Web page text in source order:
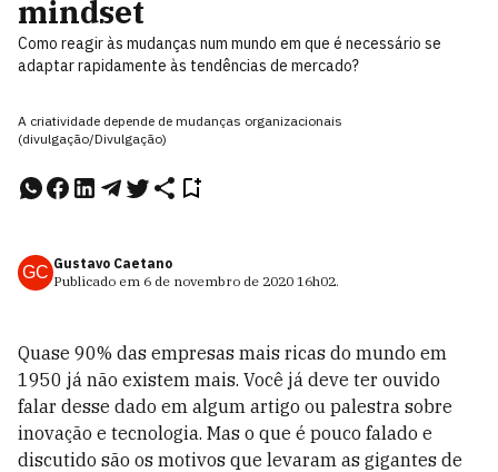
mindset
Como reagir às mudanças num mundo em que é necessário se
adaptar rapidamente às tendências de mercado?
A criatividade depende de mudanças organizacionais
(divulgação/Divulgação)
GC Gustavo Caetano
Publicado em 6 de novembro de 2020 16h02.
Quase 90% das empresas mais ricas do mundo em
1950 já não existem mais. Você já deve ter ouvido
falar desse dado em algum artigo ou palestra sobre
inovação e tecnologia. Mas o que é pouco falado e
discutido são os motivos que levaram as gigantes de